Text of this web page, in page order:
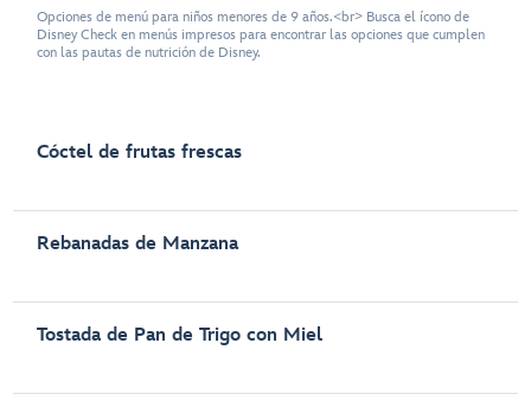
Opciones de menú para niños menores de 9 años.<br> Busca el ícono de
Disney Check en menús impresos para encontrar las opciones que cumplen
con las pautas de nutrición de Disney.
Cóctel de frutas frescas
Rebanadas de Manzana
Tostada de Pan de Trigo con Miel